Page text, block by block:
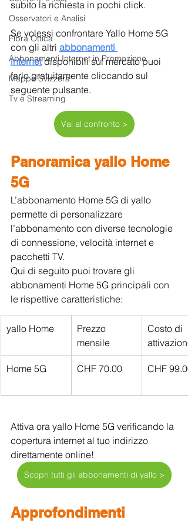
Osservatori e Analisi
Fibra Ottica
Abbonamenti Internet in Promozione
Mappe Svizzera
Tv e Streaming
subito la richiesta in pochi click.
Se volessi confrontare Yallo Home 5G
con gli altri abbonamenti
internet disponibili sul mercato puoi
farlo gratuitamente cliccando sul
seguente pulsante.
Vai al confronto >
Panoramica yallo Home
5G
L’abbonamento Home 5G di yallo
permette di personalizzare
l’abbonamento con diverse tecnologie
di connessione, velocità internet e
pacchetti TV.
Qui di seguito puoi trovare gli
abbonamenti Home 5G principali con
le rispettive caratteristiche:
yallo Home
Prezzo
mensile
Costo di
attivazione
Home 5G CHF 70.00 CHF 99.00
Attiva ora yallo Home 5G verificando la
copertura internet al tuo indirizzo
direttamente online!
Scopri tutti gli abbonamenti di yallo >
Approfondimenti